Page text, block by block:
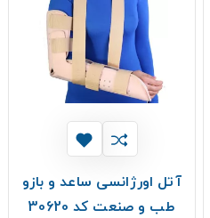
آتل اورژانسی ساعد و بازو
طب و صنعت کد 30620